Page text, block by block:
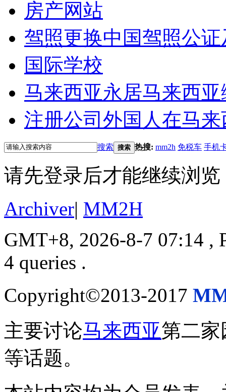
房产网站
驾照更换中国驾照公
国际学校
马来西亚永居马来西
注册公司 外国人在马
搜索 搜索 热搜: mm2h 免税车 手机
请先登录后才能继续浏览
Archiver| MM2H
GMT+8, 2026-8-7 07:14 ,
4 queries .
Copyright©2013-2017
主要讨论马来西亚第二
等话题。